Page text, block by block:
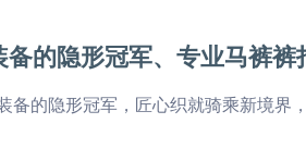
的隐形冠军、专业马裤
的隐形冠军，匠心织就骑乘新境界